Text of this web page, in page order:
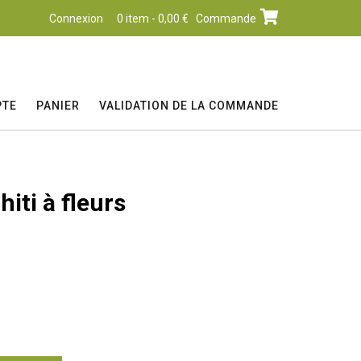
Connexion 0 item - 0,00 € Commande
PANIER VALIDATION DE LA COMMANDE
à fleurs